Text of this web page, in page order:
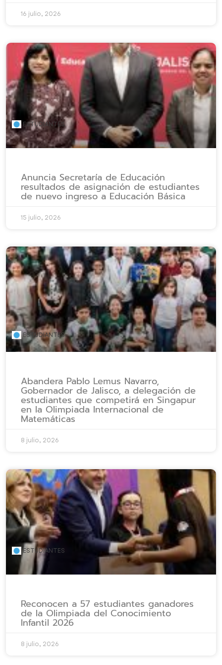
16 julio, 2026
ESTUDIANTES
Anuncia Secretaría de Educación
resultados de asignación de estudiantes
de nuevo ingreso a Educación Básica
15 julio, 2026
ESTUDIANTES
Abandera Pablo Lemus Navarro,
Gobernador de Jalisco, a delegación de
estudiantes que competirá en Singapur
en la Olimpiada Internacional de
Matemáticas
8 julio, 2026
ESTUDIANTES
Reconocen a 57 estudiantes ganadores
de la Olimpiada del Conocimiento
Infantil 2026
8 julio, 2026